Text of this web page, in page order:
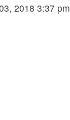
2018 3:37 pm